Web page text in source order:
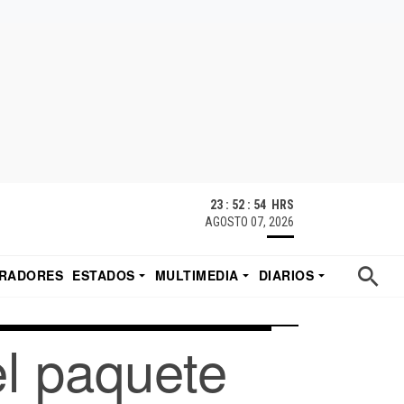
23 : 52 : 54 HRS
AGOSTO 07, 2026
ESTADOS MULTIMEDIA
DIARIOS
paquete